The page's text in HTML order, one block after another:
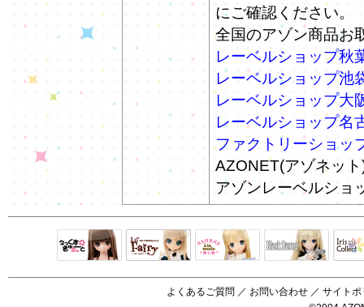
にご確認ください。
全国のアゾン商品お
レーベルショップ秋
レーベルショップ池
レーベルショップ大
レーベルショップ名
ファクトリーショッ
AZONET(アゾネット
アゾンレーベルショ
よくあるご質問 ／ お問い合わせ ／ サイトポ